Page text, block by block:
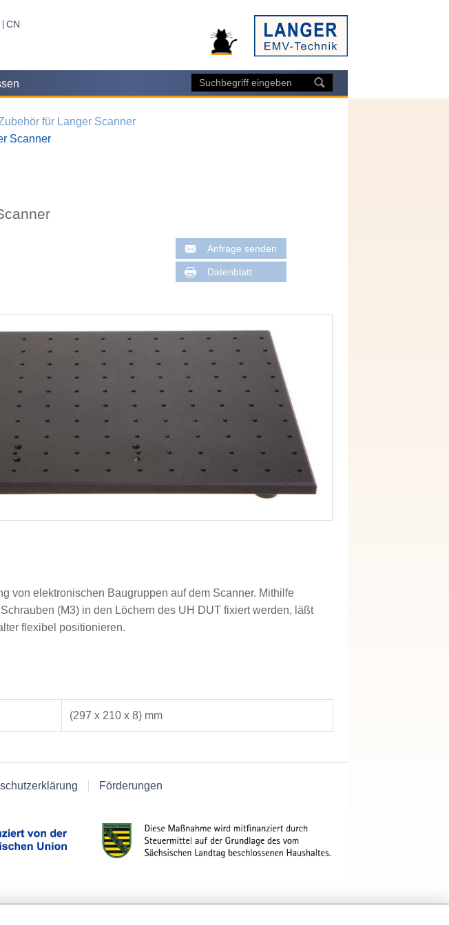
CN
für Langer Scanner
Scanner
Anfrage senden
Datenblatt
von elektronischen Baugruppen auf dem Scanner. Mithilfe
(M3) in den Löchern des UH DUT fixiert werden, läßt
flexibel positionieren.
(297 x 210 x 8) mm
Förderungen